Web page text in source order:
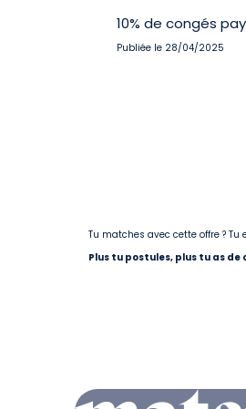
10% de congés
Publiée le 28/04/2025
Tu matches avec cette offre ?
Plus tu postules, plus tu as